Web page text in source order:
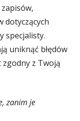
dotyczących
specjalisty.
uniknąć błędów
z Twoją
zanim je